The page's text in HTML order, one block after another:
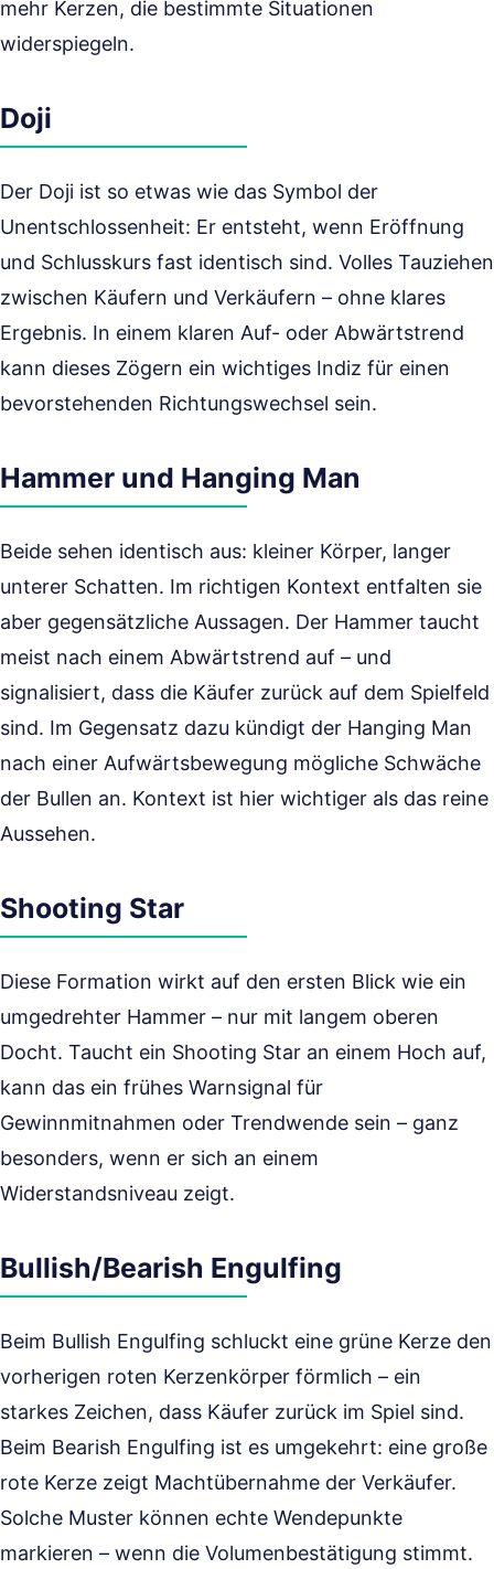
mehr Kerzen, die bestimmte Situationen
widerspiegeln.
Doji
Der Doji ist so etwas wie das Symbol der
Unentschlossenheit: Er entsteht, wenn Eröffnung
und Schlusskurs fast identisch sind. Volles Tauziehen
zwischen Käufern und Verkäufern – ohne klares
Ergebnis. In einem klaren Auf- oder Abwärtstrend
kann dieses Zögern ein wichtiges Indiz für einen
bevorstehenden Richtungswechsel sein.
Hammer und Hanging Man
Beide sehen identisch aus: kleiner Körper, langer
unterer Schatten. Im richtigen Kontext entfalten sie
aber gegensätzliche Aussagen. Der Hammer taucht
meist nach einem Abwärtstrend auf – und
signalisiert, dass die Käufer zurück auf dem Spielfeld
sind. Im Gegensatz dazu kündigt der Hanging Man
nach einer Aufwärtsbewegung mögliche Schwäche
der Bullen an. Kontext ist hier wichtiger als das reine
Aussehen.
Shooting Star
Diese Formation wirkt auf den ersten Blick wie ein
umgedrehter Hammer – nur mit langem oberen
Docht. Taucht ein Shooting Star an einem Hoch auf,
kann das ein frühes Warnsignal für
Gewinnmitnahmen oder Trendwende sein – ganz
besonders, wenn er sich an einem
Widerstandsniveau zeigt.
Bullish/Bearish Engulfing
Beim Bullish Engulfing schluckt eine grüne Kerze den
vorherigen roten Kerzenkörper förmlich – ein
starkes Zeichen, dass Käufer zurück im Spiel sind.
Beim Bearish Engulfing ist es umgekehrt: eine große
rote Kerze zeigt Machtübernahme der Verkäufer.
Solche Muster können echte Wendepunkte
markieren – wenn die Volumenbestätigung stimmt.